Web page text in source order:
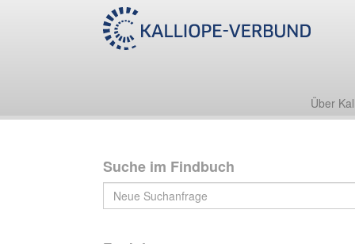
Über
Suche im Findbuch
Nachlass Jürgen Kuczynski
7. Nachlass von Robert René Kuczynski